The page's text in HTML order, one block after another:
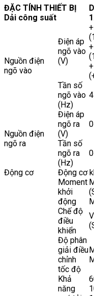
ĐẶC TÍNH THIẾT BỊ
Dải công suất
Nguồn điện
ngõ vào
Điện áp
ngõ vào
(V)
Tần số
ngõ vào
(Hz)
Nguồn điện
ngõ ra
Điện áp
ngõ ra
(V)
Tần số
ngõ ra
(Hz)
Động cơ
Động cơ
Moment
khởi
động
Chế độ
điều
khiển
Độ phân
giải điều
chỉnh
tốc độ
Khả
năng